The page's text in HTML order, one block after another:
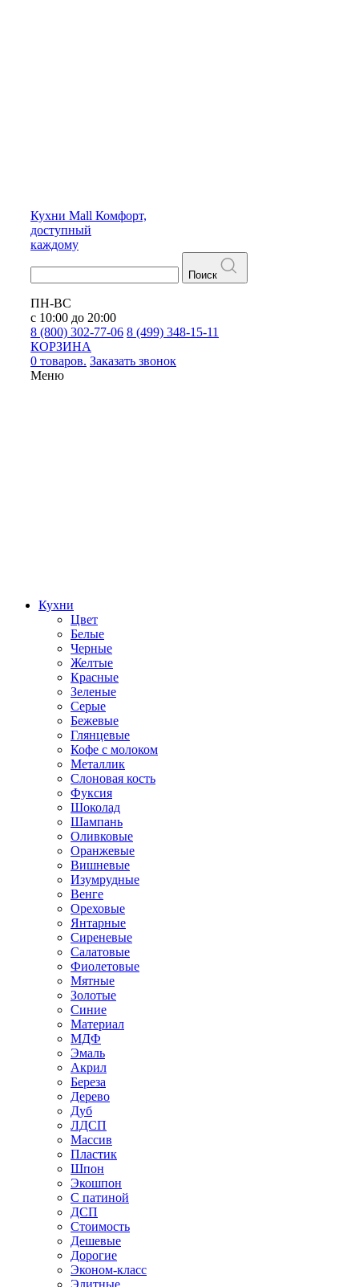
Кухни Mall Комфорт,
доступный
каждому
Поиск
ПН-ВС
с 10:00 до 20:00
8 (800) 302-77-06 8 (499) 348-15-11
КОРЗИНА
0 товаров. Заказать звонок
Меню
Кухни
Цвет
Белые
Черные
Желтые
Красные
Зеленые
Серые
Бежевые
Глянцевые
Кофе с молоком
Металлик
Слоновая кость
Фуксия
Шоколад
Шампань
Оливковые
Оранжевые
Вишневые
Изумрудные
Венге
Ореховые
Янтарные
Сиреневые
Салатовые
Фиолетовые
Мятные
Золотые
Синие
Материал
МДФ
Эмаль
Акрил
Береза
Дерево
Дуб
ЛДСП
Массив
Пластик
Шпон
Экошпон
С патиной
ДСП
Стоимость
Дешевые
Дорогие
Эконом-класс
Элитные